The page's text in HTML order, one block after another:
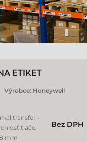
ETIKET
Výrobce: Honeywell
transfer •
tlače:
mm
Bez DPH